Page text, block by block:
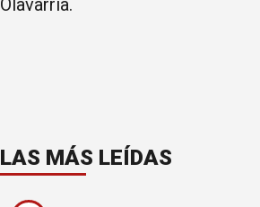
Olavarría.
LAS MÁS LEÍDAS